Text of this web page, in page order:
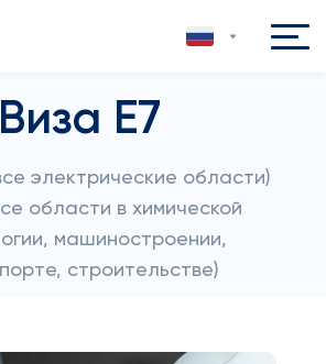
Виза E7
электрические области)
области в химической
машиностроении,
строительстве)